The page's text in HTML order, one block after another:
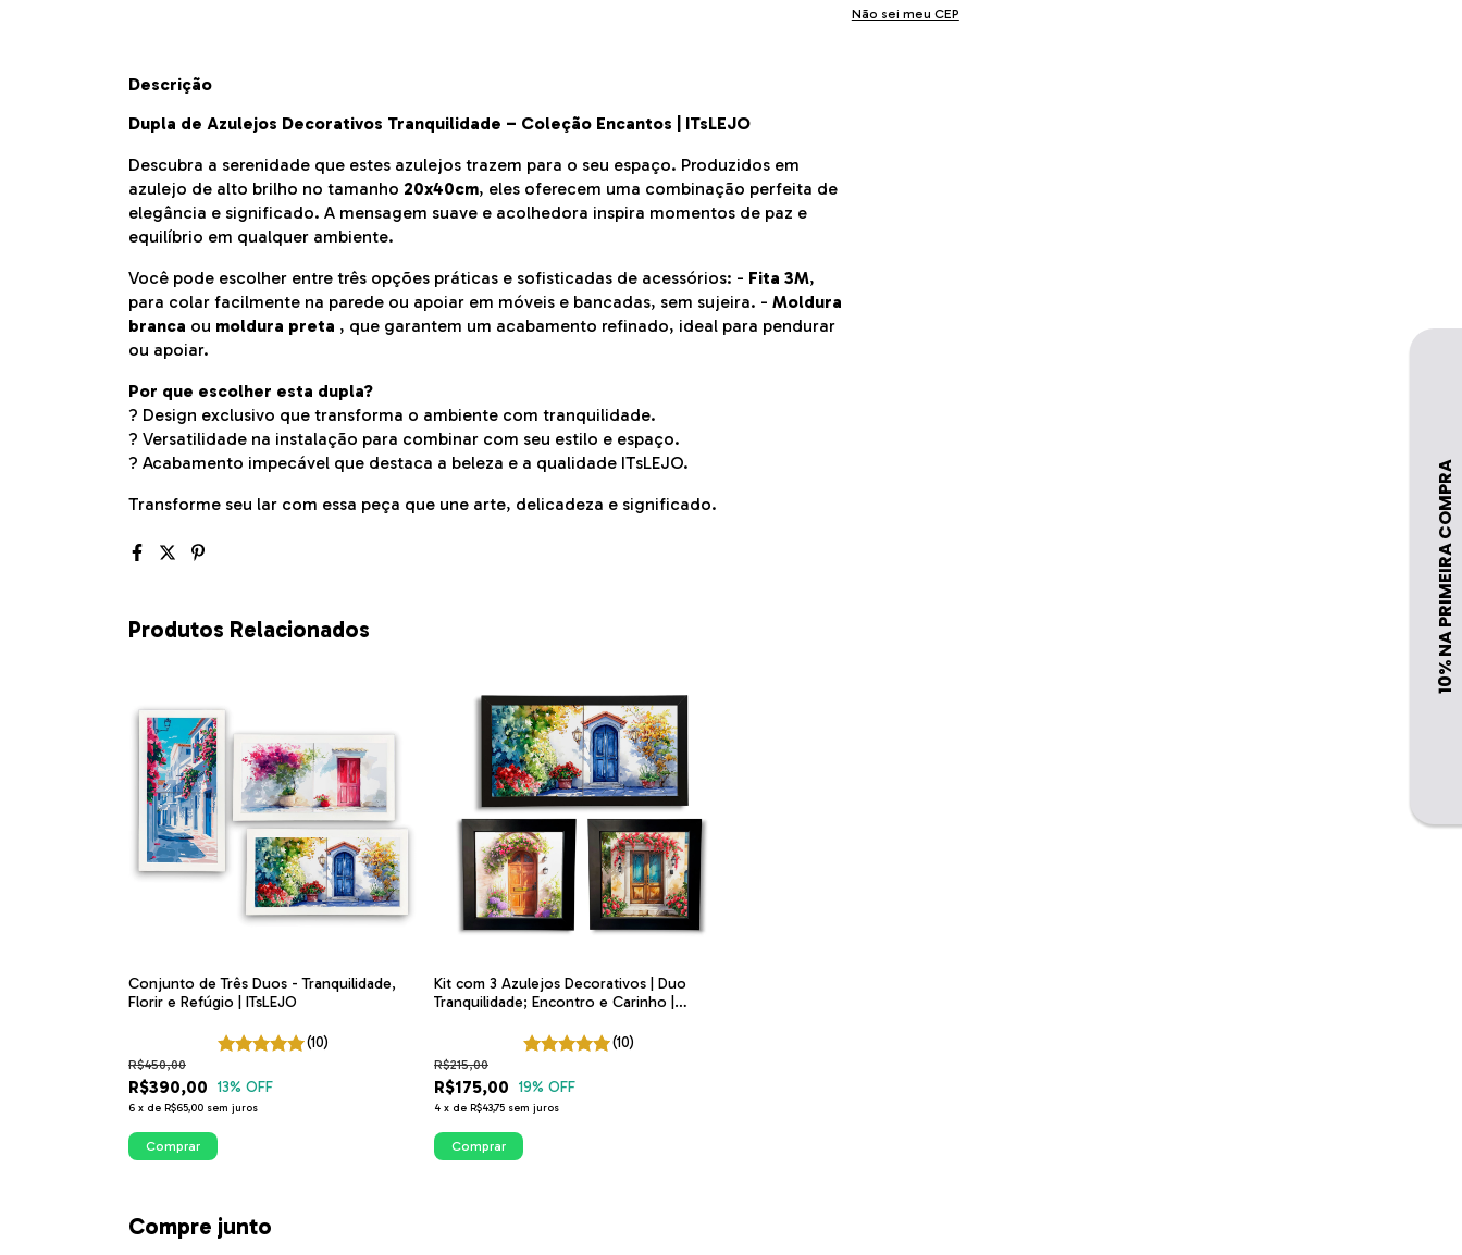
Não sei meu CEP
Descrição
Dupla de Azulejos Decorativos Tranquilidade – Coleção Encantos | ITsLEJO
Descubra a serenidade que estes azulejos trazem para o seu espaço. Produzidos em
azulejo de alto brilho no tamanho 20x40cm, eles oferecem uma combinação perfeita de
elegância e significado. A mensagem suave e acolhedora inspira momentos de paz e
equilíbrio em qualquer ambiente.
Você pode escolher entre três opções práticas e sofisticadas de acessórios: - Fita 3M,
para colar facilmente na parede ou apoiar em móveis e bancadas, sem sujeira. - Moldura
branca ou moldura preta , que garantem um acabamento refinado, ideal para pendurar
ou apoiar.
Por que escolher esta dupla?
? Design exclusivo que transforma o ambiente com tranquilidade.
? Versatilidade na instalação para combinar com seu estilo e espaço.
? Acabamento impecável que destaca a beleza e a qualidade ITsLEJO.
Transforme seu lar com essa peça que une arte, delicadeza e significado.
Produtos Relacionados
Conjunto de Três Duos - Tranquilidade,
Florir e Refúgio | ITsLEJO
(10)
R$390,00
R$450,00
13% OFF
6 x de R$65,00 sem juros
Comprar
Kit com 3 Azulejos Decorativos | Duo
Tranquilidade; Encontro e Carinho |
(10)
R$175,00
R$215,00
19% OFF
4 x de R$43,75 sem juros
Comprar
Compre junto